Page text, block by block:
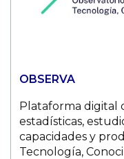
OBSERVA
Plataforma digital
estadísticas,
capacidades y
Tecnología,